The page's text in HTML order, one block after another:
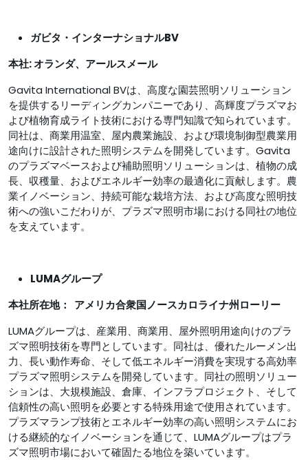
ガビタ・インターナショナルBV
本社:オランダ、アールスメール
Gavita International BVは、高度な園芸照明ソリューション
を提供するリーディングカンパニーであり、高輝度プラズマお
よび植物育成ライト技術における専門知識で知られています。
同社は、商業用温室、屋内農業施設、および環境制御型農業用
途向けに設計された照明システムを開発しています。Gavita
のプラズマベースおよび補助照明ソリューションは、植物の成
長、収穫量、およびエネルギー効率の最適化に貢献します。農
業イノベーション、持続可能な栽培方法、および高度な照明技
術への強いこだわりが、プラズマ照明市場における同社の地位
を支えています。
LUMAグループ
本社所在地： アメリカ合衆国ノースカロライナ州ローリー
LUMAグループは、産業用、商業用、屋外照明用途向けのプラ
ズマ照明技術を専門としています。同社は、優れたルーメン出
力、長い動作寿命、そして低エネルギー消費を実現する高効率
プラズマ照明システムを開発しています。同社の照明ソリュー
ションは、大規模施設、倉庫、インフラプロジェクト、そして
信頼性の高い照明を必要とする特殊用途で使用されています。
プラズマランプ技術とエネルギー効率の高い照明システムにお
ける継続的なイノベーションを通じて、LUMAグループはプラ
ズマ照明市場において確固たる地位を築いています。